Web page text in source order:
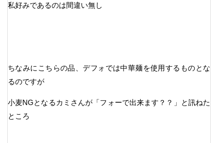
私好みであるのは間違い無し
ちなみにこちらの品、デフォでは中華麺を使用するものとな
るのですが
小麦NGとなるカミさんが「フォーで出来ます？？」と訊ねた
ところ